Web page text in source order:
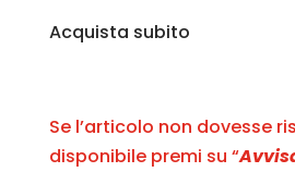
Acquista subito
Se l’articolo non dovesse
disponibile premi su “